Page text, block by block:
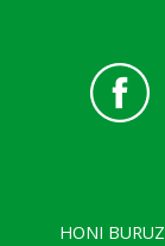
HONI BURUZ